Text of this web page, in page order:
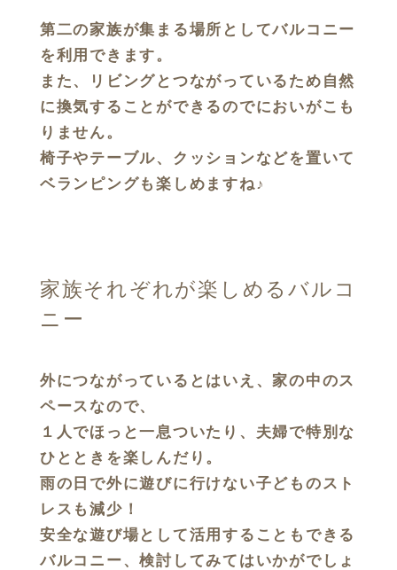
第二の家族が集まる場所としてバルコニー
を利用できます。
また、リビングとつながっているため自然
に換気することができるのでにおいがこも
りません。
椅子やテーブル、クッションなどを置いて
ベランピングも楽しめますね♪
家族それぞれが楽しめるバルコ
ニー
外につながっているとはいえ、家の中のス
ペースなので、
１人でほっと一息ついたり、夫婦で特別な
ひとときを楽しんだり。
雨の日で外に遊びに行けない子どものスト
レスも減少！
安全な遊び場として活用することもできる
バルコニー、検討してみてはいかがでしょ